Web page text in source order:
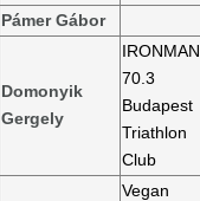
Pámer Gábor
Domonyik
Gergely
IRONMAN
70.3
Budapest
Triathlon
Club
Vegan